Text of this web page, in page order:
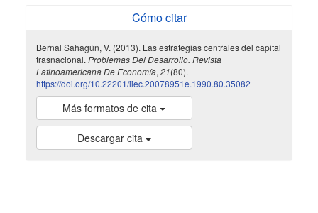
Cómo citar
Bernal Sahagún, V. (2013). Las estrategias centrales del capital
trasnacional. Problemas Del Desarrollo. Revista
Latinoamericana De Economía, 21(80).
https://doi.org/10.22201/iiec.20078951e.1990.80.35082
Más formatos de cita
Descargar cita